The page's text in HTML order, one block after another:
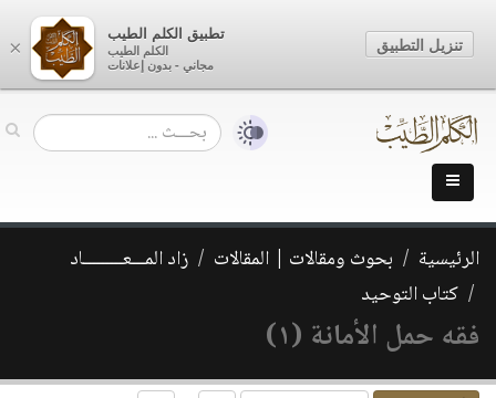
الرئيسية بحوث ومقالات | المقالات
زاد المـــعـــــــــاد
كتاب التوحيد
فقه حمل الأمانة (١)
×
تطبيق الكلم الطيب
الكلم الطيب
مجاني - بدون إعلانات
تنزيل التطبيق